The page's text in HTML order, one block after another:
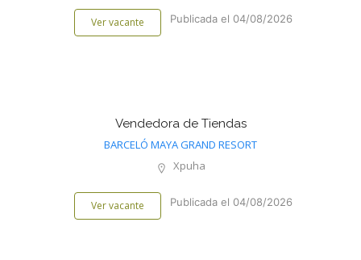
Ver vacante Publicada el 04/08/2026
Vendedora de Tiendas
BARCELÓ MAYA GRAND RESORT
Xpuha
Ver vacante Publicada el 04/08/2026